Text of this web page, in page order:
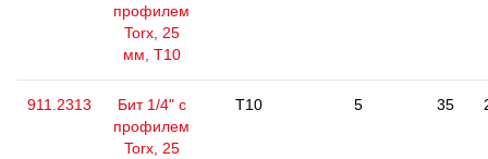
профилем
Torx, 25
мм, Т10
911.2313
Бит 1/4" с
профилем
Torx, 25
T10 5 35